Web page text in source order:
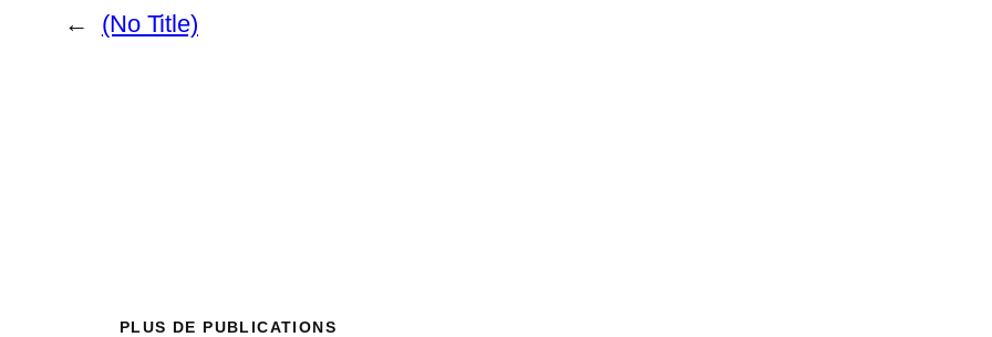
← (No Title)
PLUS DE PUBLICATIONS